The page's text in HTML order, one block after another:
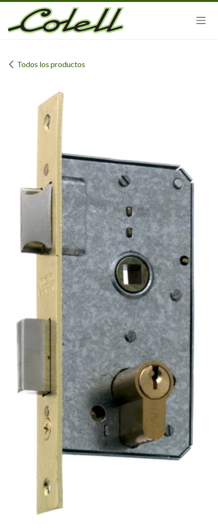
Ir al contenido
Todos los productos